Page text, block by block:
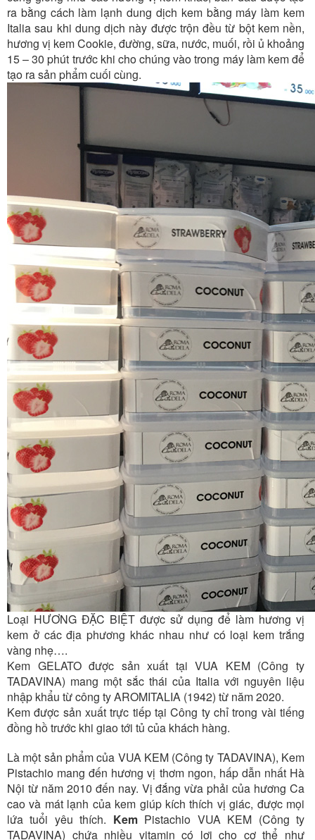
ra bằng cách làm lạnh dung dịch kem bằng máy làm kem
Italia sau khi dung dịch này được trộn đều từ bột kem nền,
hương vị kem Cookie, đường, sữa, nước, muối, rồi ủ khoảng
15 – 30 phút trước khi cho chúng vào trong máy làm kem để
tạo ra sản phẩm cuối cùng.
Loại HƯƠNG ĐẶC BIỆT được sử dụng để làm hương vị
kem ở các địa phương khác nhau như có loại kem trắng
vàng nhẹ….
Kem GELATO được sản xuất tại VUA KEM (Công ty
TADAVINA) mang một sắc thái của Italia với nguyên liệu
nhập khẩu từ công ty AROMITALIA (1942) từ năm 2020.
Kem được sản xuất trực tiếp tại Công ty chỉ trong vài tiếng
đồng hồ trước khi giao tới tủ của khách hàng.
Là một sản phẩm của VUA KEM (Công ty TADAVINA), Kem
Pistachio mang đến hương vị thơm ngon, hấp dẫn nhất Hà
Nội từ năm 2010 đến nay. Vị đắng vừa phải của hương Ca
cao và mát lạnh của kem giúp kích thích vị giác, được mọi
lứa tuổi yêu thích. Kem Pistachio VUA KEM (Công ty
TADAVINA) chứa nhiều vitamin có lợi cho cơ thể như